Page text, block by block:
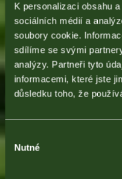
K personalizaci obsahu
sociálních médií a
soubory cookie.
sdílíme se svými
analýzy. Partneři tyto
informacemi, které jste
důsledku toho, že
Výběr
souhlasu
Nutné